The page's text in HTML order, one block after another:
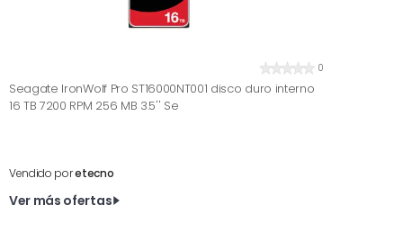
0
Seagate IronWolf Pro ST16000NT001 disco duro interno
16 TB 7200 RPM 256 MB 3.5'' Se
Vendido poretecno
Ver más ofertas